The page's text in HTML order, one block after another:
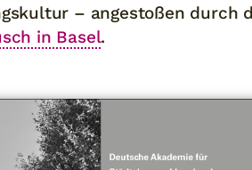
– angestoßen durch
in Basel.